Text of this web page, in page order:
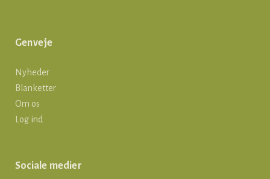
Genveje
Nyheder
Blanketter
Om os
Log ind
Sociale medier